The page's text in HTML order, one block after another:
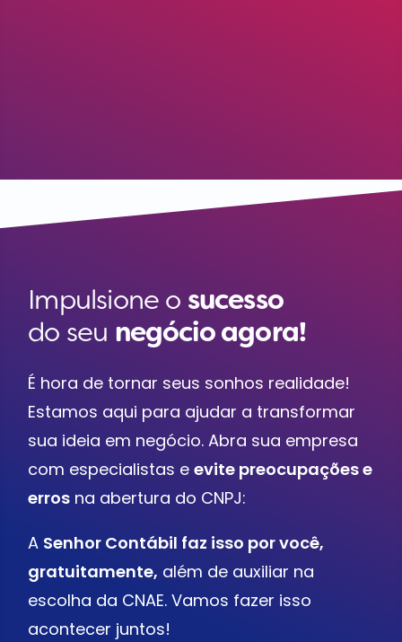
Impulsione o sucesso
do seu negócio agora!
É hora de tornar seus sonhos realidade!
Estamos aqui para ajudar a transformar
sua ideia em negócio. Abra sua empresa
com especialistas eevite preocupações e
erros na abertura do CNPJ:
A Senhor Contábil faz isso por você,
gratuitamente, além de auxiliar na
escolha da CNAE. Vamos fazer isso
acontecer juntos!